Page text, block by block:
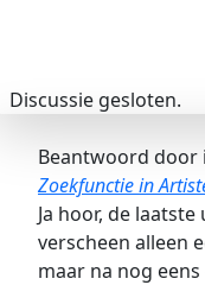
Discussie gesloten.
Beantwoord door
Zoekfunctie in
Ja hoor, de
verscheen alleen
maar na nog